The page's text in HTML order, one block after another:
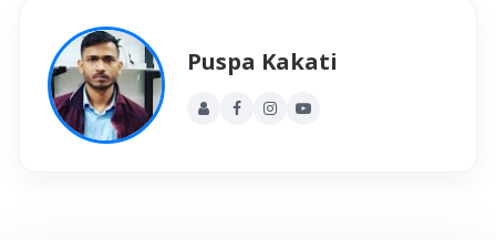
Puspa Kakati